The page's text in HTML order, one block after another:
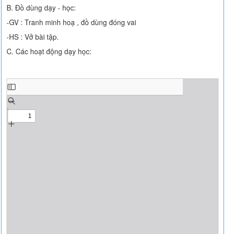
B. Đồ dùng dạy - học:
-GV : Tranh minh hoạ , đồ dùng đóng vai
-HS : Vở bài tập.
C. Các hoạt động dạy học: